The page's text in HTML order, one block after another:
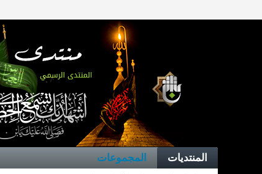
المنتديات المجموعات